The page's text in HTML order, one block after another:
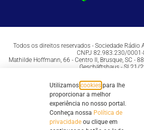
Todos os direitos reservados - Sociedade Rádio
CNPJ 82.983.230/0001-
Mathilde Hoffmann, 66 - Centro II, Brusque, SC -
Geschäftshaus - Sl 21/
Copyright © 2026 | Rádio
Utilizamos cookies para lhe
proporcionar a melhor
experiência no nosso portal.
Conheça nossa Política de
privacidade ou clique em